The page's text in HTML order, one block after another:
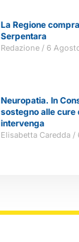
La Regione
Serpentara
Redazione 6
Neuropatia. In
sostegno alle cure
intervenga
Elisabetta Caredda